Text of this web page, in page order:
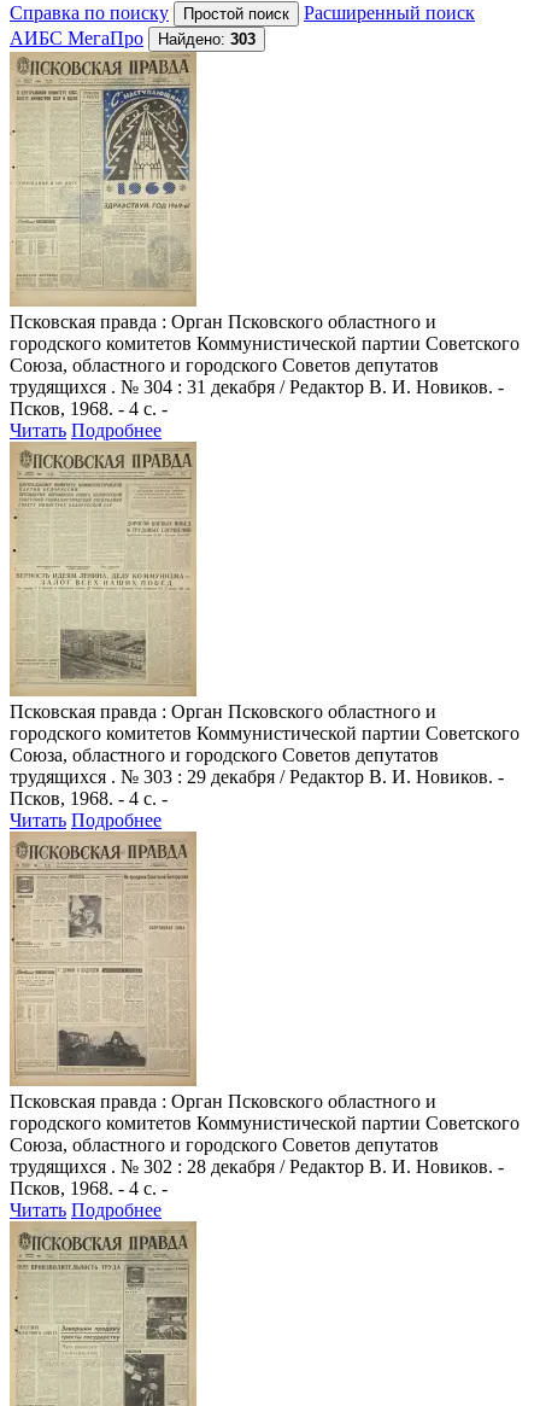
Справка по поиску
Расширенный поиск
АИБС МегаПро
Найдено: 303
Псковская правда : Орган Псковского областного и
городского комитетов Коммунистической партии Советского
Союза, областного и городского Советов депутатов
трудящихся . № 304 : 31 декабря / Редактор В. И. Новиков. -
Псков, 1968. - 4 с. -
Читать Подробнее
Псковская правда : Орган Псковского областного и
городского комитетов Коммунистической партии Советского
Союза, областного и городского Советов депутатов
трудящихся . № 303 : 29 декабря / Редактор В. И. Новиков. -
Псков, 1968. - 4 с. -
Читать Подробнее
Псковская правда : Орган Псковского областного и
городского комитетов Коммунистической партии Советского
Союза, областного и городского Советов депутатов
трудящихся . № 302 : 28 декабря / Редактор В. И. Новиков. -
Псков, 1968. - 4 с. -
Читать Подробнее